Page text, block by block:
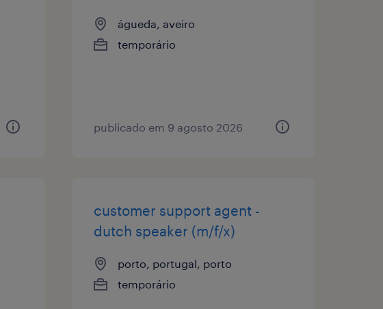
águeda, aveiro
temporário
publicado em 9 agosto 2026
customer support agent -
dutch speaker (m/f/x)
porto, portugal, porto
temporário